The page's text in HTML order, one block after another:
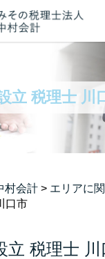
立 税理士 川
村会計 > エリアに
口市
立 税理士 川